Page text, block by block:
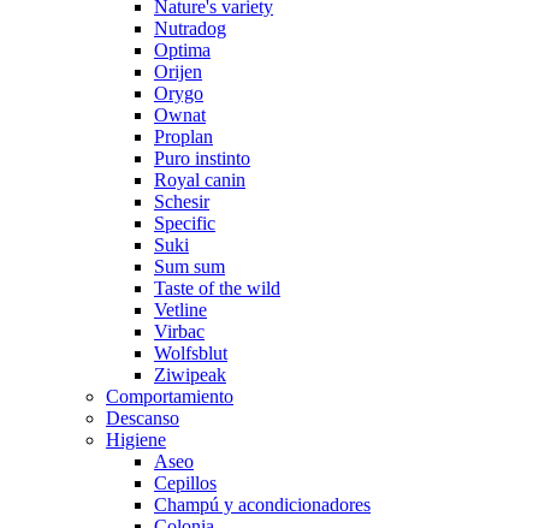
Nature's variety
Nutradog
Optima
Orijen
Orygo
Ownat
Proplan
Puro instinto
Royal canin
Schesir
Specific
Suki
Sum sum
Taste of the wild
Vetline
Virbac
Wolfsblut
Ziwipeak
Comportamiento
Descanso
Higiene
Aseo
Cepillos
Champú y acondicionadores